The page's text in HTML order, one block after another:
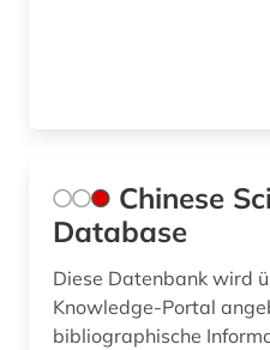
lehrfilm (1)
lehrfilme (1)
leichtbau (1)
lexikon (1)
lichttechnik (1)
Chinese
Database
Diese Datenbank wird
Knowledge-Portal
bibliographische